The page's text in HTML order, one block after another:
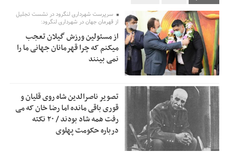
0:58
تسهیلات اشتغالزایی در اختیار نهادهای حمایتی باید براساس
اولویت‌های گیلان پرداخت شود
2:53
زمان جلسه سرنوشت‌ساز هیات رئیسه فدراسیون فوتبال با حضور
قلعه‌نویی مشخص شد
2:50
دفتر رهبر انقلاب: مطالب خارج از مراجع رسمی فاقد سندیت
2:46
بقائی: فضای مذاکرات فنی و سیاسی ایران و عمان درباره تنگه
هرمز، مثبت است
رئیس سازمان جهاد کشاورزی استان: کشاورزان گیلان نسبت به
دریافت یارانه کود اقدام کنند
سرپرست شهرداری لنگرود در نشست تجلیل
از قهرمان جهان در شهرداری لنگرود:
از مسئولین ورزش گیلان تعجب
میکنم که چرا قهرمانان جهانی ما را
نمی بینند
تصویر ناصرالدین شاه روی قلیان و
قوری باقی مانده اما رضا خان که می
رفت همه شاد بودند / ۲۰ نکته
درباره حکومت پهلوی